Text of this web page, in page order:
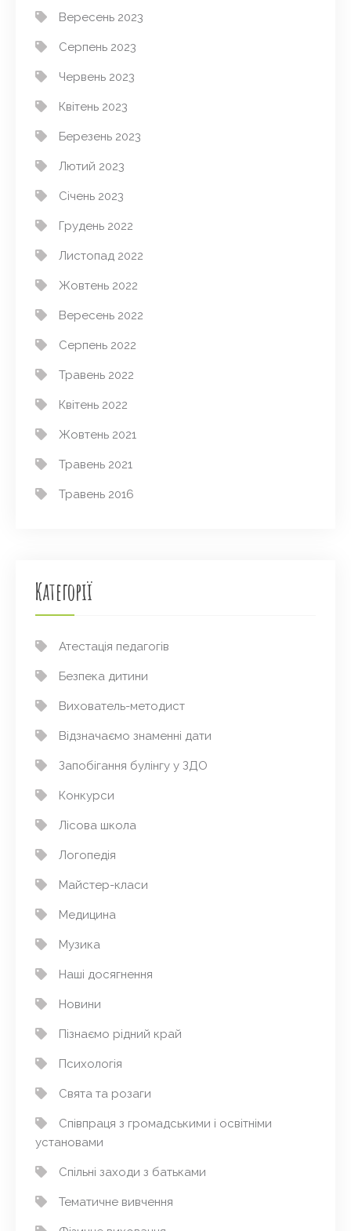
Вересень 2023
Серпень 2023
Червень 2023
Квітень 2023
Березень 2023
Лютий 2023
Січень 2023
Грудень 2022
Листопад 2022
Жовтень 2022
Вересень 2022
Серпень 2022
Травень 2022
Квітень 2022
Жовтень 2021
Травень 2021
Травень 2016
Категорії
Атестація педагогів
Безпека дитини
Вихователь-методист
Відзначаємо знаменні дати
Запобігання булінгу у ЗДО
Конкурси
Лісова школа
Логопедія
Майстер-класи
Медицина
Музика
Наші досягнення
Новини
Пізнаємо рідний край
Психологія
Свята та розаги
Співпраця з громадськими і освітніми
установами
Спільні заходи з батьками
Тематичне вивчення